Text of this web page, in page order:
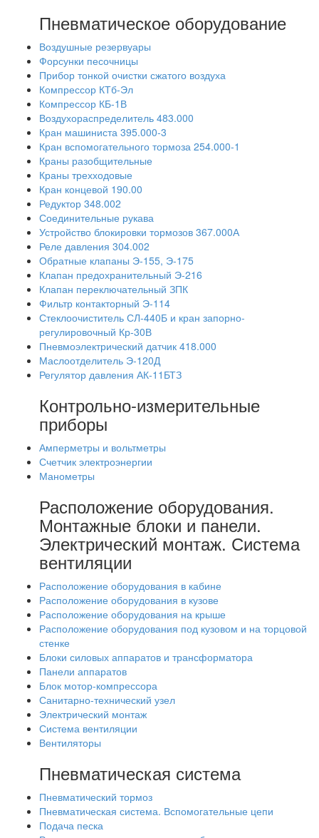
Пневматическое оборудование
Воздушные резервуары
Форсунки песочницы
Прибор тонкой очистки сжатого воздуха
Компрессор КТб-Эл
Компрессор КБ-1В
Воздухораспределитель 483.000
Кран машиниста 395.000-3
Кран вспомогательного тормоза 254.000-1
Краны разобщительные
Краны трехходовые
Кран концевой 190.00
Редуктор 348.002
Соединительные рукава
Устройство блокировки тормозов 367.000А
Реле давления 304.002
Обратные клапаны Э-155, Э-175
Клапан предохранительный Э-216
Клапан переключательный ЗПК
Фильтр контакторный Э-114
Стеклоочиститель СЛ-440Б и кран запорно-
регулировочный Кр-30В
Пневмоэлектрический датчик 418.000
Маслоотделитель Э-120Д
Регулятор давления АК-11БТЗ
Контрольно-измерительные
приборы
Амперметры и вольтметры
Счетчик электроэнергии
Манометры
Расположение оборудования.
Монтажные блоки и панели.
Электрический монтаж. Система
вентиляции
Расположение оборудования в кабине
Расположение оборудования в кузове
Расположение оборудования на крыше
Расположение оборудования под кузовом и на торцовой
стенке
Блоки силовых аппаратов и трансформатора
Панели аппаратов
Блок мотор-компрессора
Санитарно-технический узел
Электрический монтаж
Система вентиляции
Вентиляторы
Пневматическая система
Пневматический тормоз
Пневматическая система. Вспомогательные цепи
Подача песка